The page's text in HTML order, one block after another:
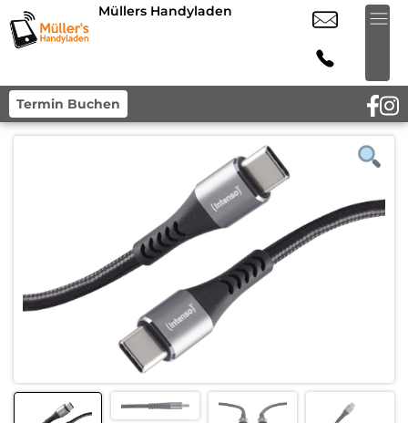
Müllers Handyladen
Termin Buchen